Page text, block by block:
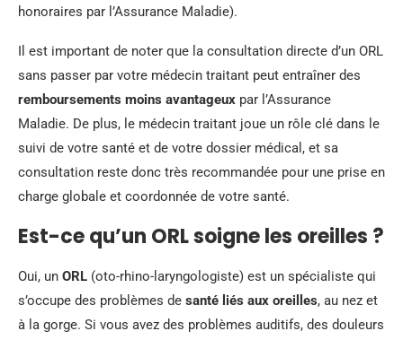
honoraires par l’Assurance Maladie).
Il est important de noter que la consultation directe d’un ORL
sans passer par votre médecin traitant peut entraîner des
remboursements moins avantageux par l’Assurance
Maladie. De plus, le médecin traitant joue un rôle clé dans le
suivi de votre santé et de votre dossier médical, et sa
consultation reste donc très recommandée pour une prise en
charge globale et coordonnée de votre santé.
Est-ce qu’un ORL soigne les oreilles ?
Oui, un ORL (oto-rhino-laryngologiste) est un spécialiste qui
s’occupe des problèmes de santé liés aux oreilles, au nez et
à la gorge. Si vous avez des problèmes auditifs, des douleurs